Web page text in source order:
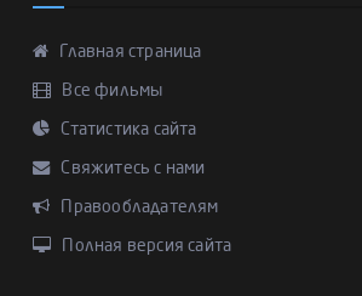
Главная страница
Все фильмы
Статистика сайта
Свяжитесь с нами
Правообладателям
Полная версия сайта